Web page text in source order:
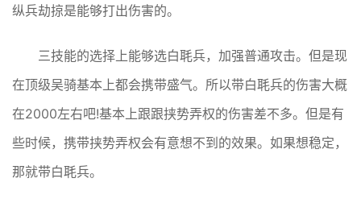
纵兵劫掠是能够打出伤害的。
三技能的选择上能够选白毦兵，加强普通攻击。但是现
在顶级吴骑基本上都会携带盛气。所以带白毦兵的伤害大概
在2000左右吧!基本上跟跟挟势弄权的伤害差不多。但是有
些时候，携带挟势弄权会有意想不到的效果。如果想稳定，
那就带白毦兵。